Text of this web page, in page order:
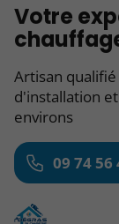
Votre
Artisan
d'installation
environs
09 74 56